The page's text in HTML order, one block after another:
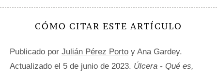
CÓMO CITAR ESTE ARTÍCULO
Publicado por Julián Pérez Porto y Ana Gardey.
Actualizado el 5 de junio de 2023. Úlcera - Qué es,